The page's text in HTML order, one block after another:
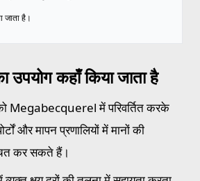
जाता है।
कहाँ किया जाता है
Megabecquerel में परिवर्तित करके
और मापन प्रणालियों में मानों की
कर सकते हैं।